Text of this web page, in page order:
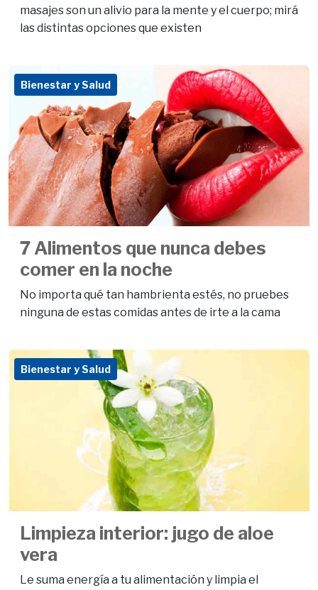
masajes son un alivio para la mente y el cuerpo; mirá
las distintas opciones que existen
Bienestar y Salud
7 Alimentos que nunca debes
comer en la noche
No importa qué tan hambrienta estés, no pruebes
ninguna de estas comidas antes de irte a la cama
Bienestar y Salud
Limpieza interior: jugo de aloe
vera
Le suma energía a tu alimentación y limpia el